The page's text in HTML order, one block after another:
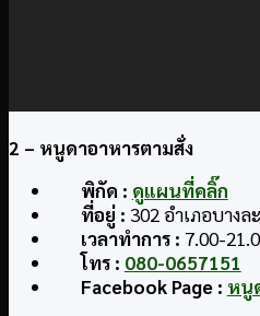
2 – หนูดาอาหารตามสั่ง
พิกัด : ดูแผนที่คลิ๊ก
ที่อยู่ : 302 อำเภอบาง
เวลาทำการ: 7.00-
โทร : 080-0657151
Facebook Page : หนู